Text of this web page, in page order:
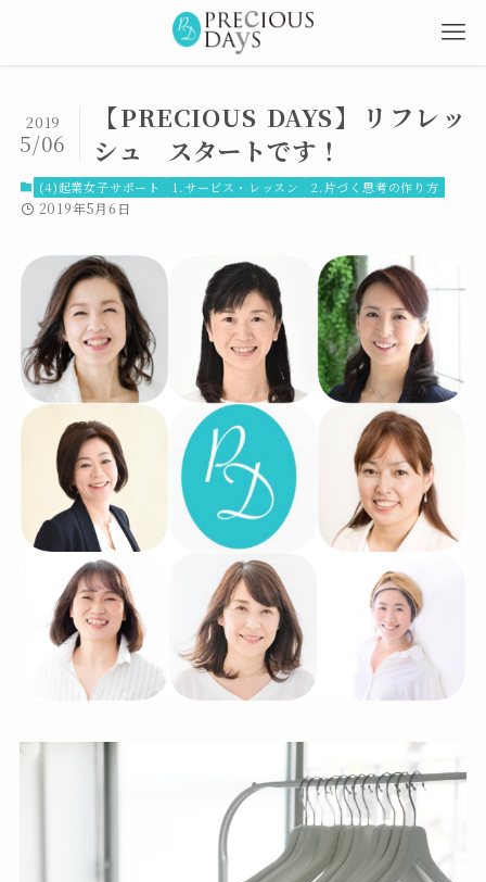
【PRECIOUS DAYS】リフレッ
シュ スタートです！
2019
5/06
(4)起業女子サポート 1.サービス・レッスン 2.片づく思考の作り方
2019年5月6日